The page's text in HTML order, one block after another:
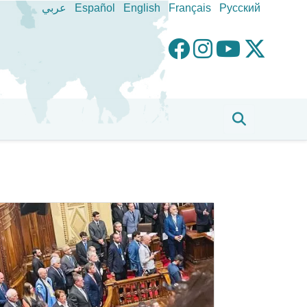
عربي Español English Français Pусский